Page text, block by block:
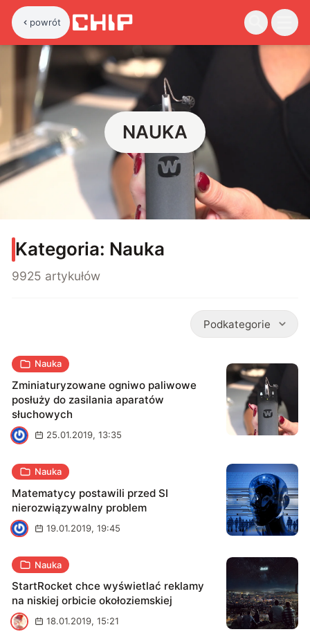
powrót
NAUKA
Kategoria: Nauka
9925 artykułów
Podkategorie
Nauka
Zminiaturyzowane ogniwo paliwowe
posłuży do zasilania aparatów
słuchowych
M
25.01.2019, 13:35
Nauka
Matematycy postawili przed SI
nierozwiązywalny problem
J
19.01.2019, 19:45
Nauka
StartRocket chce wyświetlać reklamy
na niskiej orbicie okołoziemskiej
S
18.01.2019, 15:21